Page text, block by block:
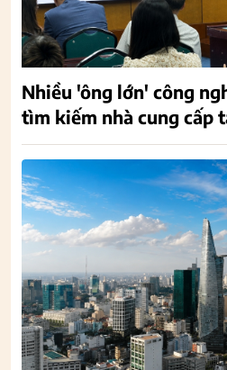
Nhiều 'ông lớn' công
tìm kiếm nhà cung cấp